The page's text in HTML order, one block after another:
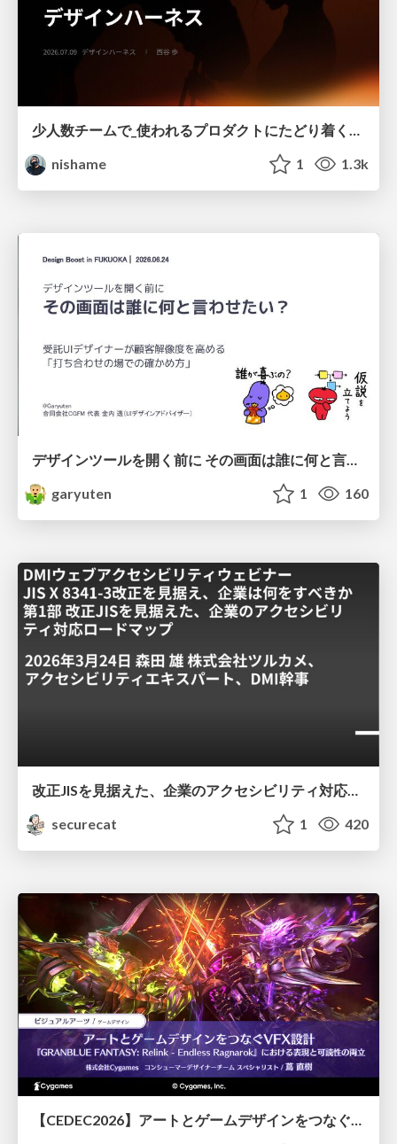
少人数チームで_使われるプロダクトにたどり着くための_デザインハーネス.pdf
nishame
1 1.3k
デザインツールを開く前に その画面は誰に何と言わせたい？受託UIデザイナーが顧客解像度を高める 「打ち合わせの場での確かめ方」
garyuten
1 160
securecat
1 420
【CEDEC2026】アートとゲームデザインをつなぐVFX設計『GRANBLUE FANTASY: Relink - Endless Ragnarok』における表現と可読性の両立